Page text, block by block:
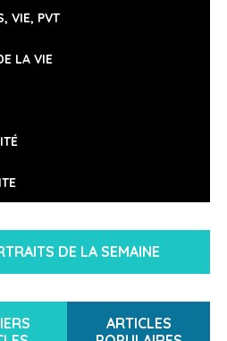
utiles
de la Caraïbe
de l’OECO en résidence à
VIE, PVT
LA VIE
DE LA SEMAINE
ARTICLES